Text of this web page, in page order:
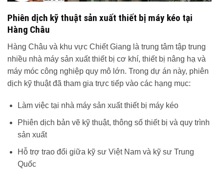
Phiên dịch kỹ thuật sản xuất thiết bị máy kéo tại
Hàng Châu
Hàng Châu và khu vực Chiết Giang là trung tâm tập trung
nhiều nhà máy sản xuất thiết bị cơ khí, thiết bị nâng hạ và
máy móc công nghiệp quy mô lớn. Trong dự án này, phiên
dịch kỹ thuật đã tham gia trực tiếp vào các hạng mục:
Làm việc tại nhà máy sản xuất thiết bị máy kéo
Phiên dịch bản vẽ kỹ thuật, thông số thiết bị và quy trình
sản xuất
Hỗ trợ trao đổi giữa kỹ sư Việt Nam và kỹ sư Trung
Quốc